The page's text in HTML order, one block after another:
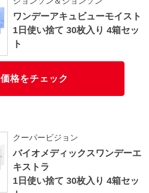
ワンデーアキュビューモイスト
1日使い捨て 30枚入り 4箱セッ
ト
価格をチェック
クーパービジョン
バイオメディックスワンデーエ
キストラ
1日使い捨て 30枚入り 4箱セッ